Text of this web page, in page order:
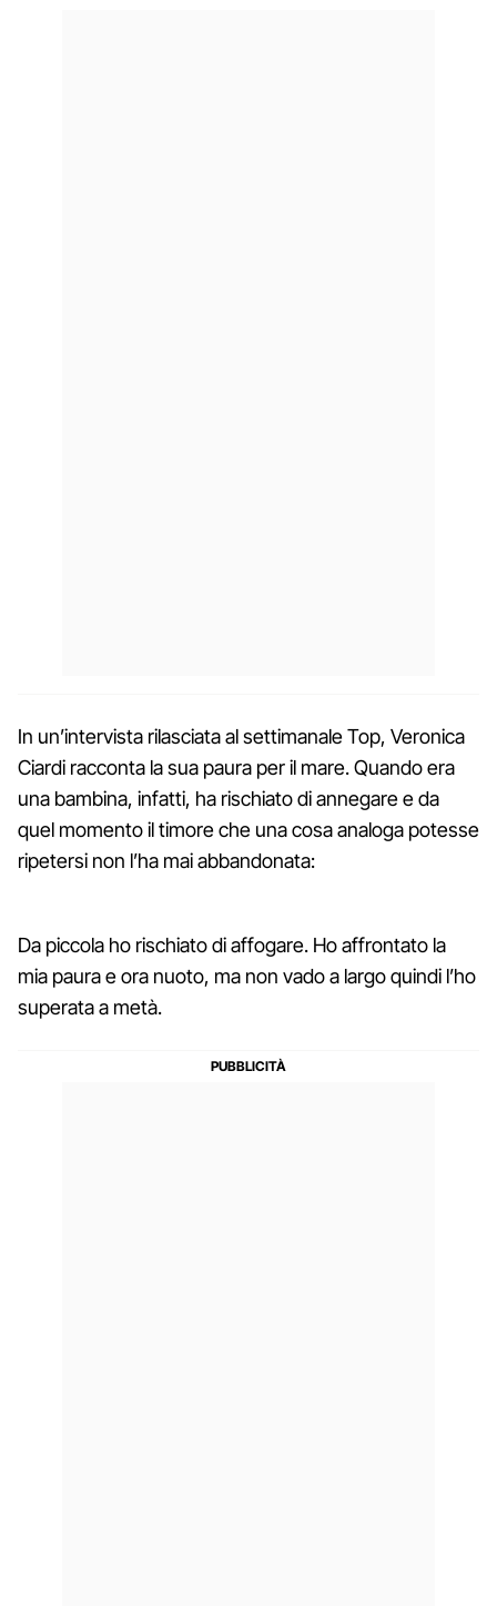
In un’intervista rilasciata al settimanale Top, Veronica
Ciardi racconta la sua paura per il mare. Quando era
una bambina, infatti, ha rischiato di annegare e da
quel momento il timore che una cosa analoga potesse
ripetersi non l’ha mai abbandonata:
Da piccola ho rischiato di affogare. Ho affrontato la
mia paura e ora nuoto, ma non vado a largo quindi l’ho
superata a metà.